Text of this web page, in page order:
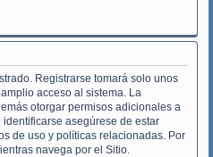
Registrarse tomará solo unos
acceso al sistema. La
otorgar permisos adicionales a
asegúrese de estar
de uso y políticas relacionadas. Por
navega por el Sitio.